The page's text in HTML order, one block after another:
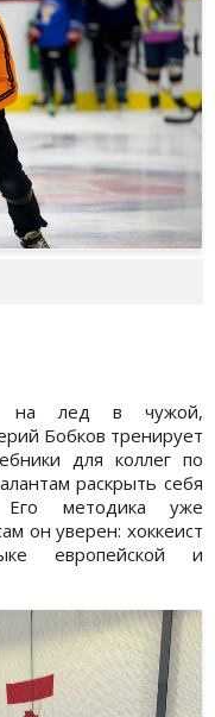
на лед в чужой,
Бобков тренирует
для коллег по
раскрыть себя
методика уже
он уверен: хоккеист
европейской и